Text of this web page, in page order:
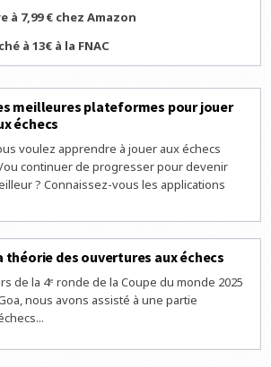
à 7,99 € chez Amazon
à 13€ à la FNAC
meilleures plateformes pour jouer
échecs
voulez apprendre à jouer aux échecs
continuer de progresser pour devenir
? Connaissez-vous les applications
théorie des ouvertures aux échecs
de la 4ᵉ ronde de la Coupe du monde 2025
nous avons assisté à une partie